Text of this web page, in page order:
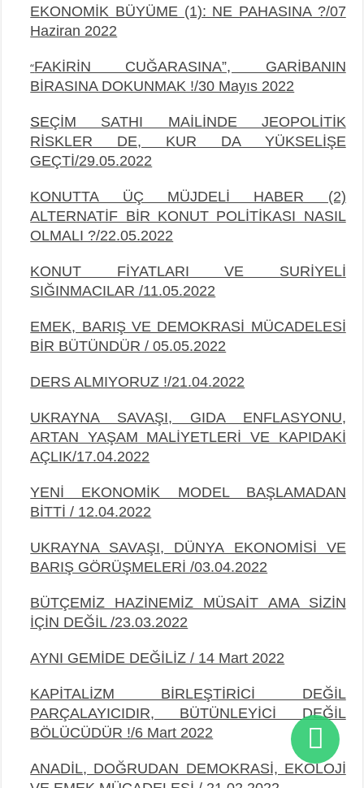
EKONOMİK BÜYÜME (1): NE PAHASINA ?/07
Haziran 2022
“FAKİRİN CUĞARASINA”, GARİBANIN
BİRASINA DOKUNMAK !/30 Mayıs 2022
SEÇİM SATHI MAİLİNDE JEOPOLİTİK
RİSKLER DE, KUR DA YÜKSELİŞE
GEÇTİ/29.05.2022
KONUTTA ÜÇ MÜJDELİ HABER (2)
ALTERNATİF BİR KONUT POLİTİKASI NASIL
OLMALI ?/22.05.2022
KONUT FİYATLARI VE SURİYELİ
SIĞINMACILAR /11.05.2022
EMEK, BARIŞ VE DEMOKRASİ MÜCADELESİ
BİR BÜTÜNDÜR / 05.05.2022
DERS ALMIYORUZ !/21.04.2022
UKRAYNA SAVAŞI, GIDA ENFLASYONU,
ARTAN YAŞAM MALİYETLERİ VE KAPIDAKİ
AÇLIK/17.04.2022
YENİ EKONOMİK MODEL BAŞLAMADAN
BİTTİ / 12.04.2022
UKRAYNA SAVAŞI, DÜNYA EKONOMİSİ VE
BARIŞ GÖRÜŞMELERİ /03.04.2022
BÜTÇEMİZ HAZİNEMİZ MÜSAİT AMA SİZİN
İÇİN DEĞİL /23.03.2022
AYNI GEMİDE DEĞİLİZ / 14 Mart 2022
KAPİTALİZM BİRLEŞTİRİCİ DEĞİL
PARÇALAYICIDIR, BÜTÜNLEYİCİ DEĞİL
BÖLÜCÜDÜR !/6 Mart 2022
ANADİL, DOĞRUDAN DEMOKRASİ, EKOLOJİ